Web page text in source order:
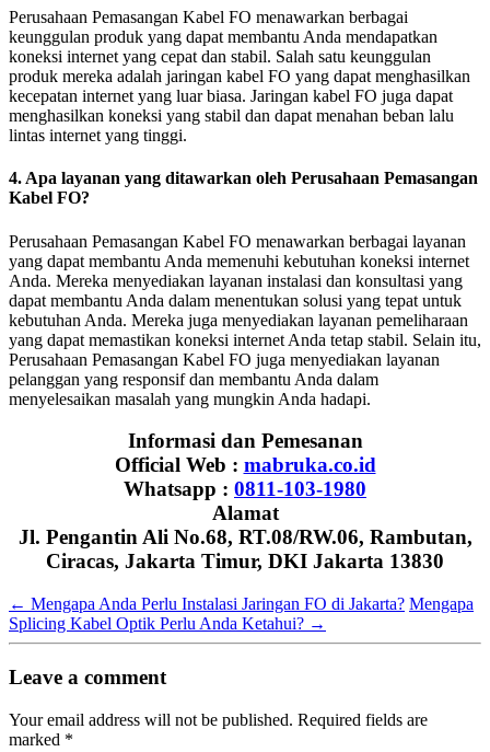
Perusahaan Pemasangan Kabel FO menawarkan berbagai
keunggulan produk yang dapat membantu Anda mendapatkan
koneksi internet yang cepat dan stabil. Salah satu keunggulan
produk mereka adalah jaringan kabel FO yang dapat menghasilkan
kecepatan internet yang luar biasa. Jaringan kabel FO juga dapat
menghasilkan koneksi yang stabil dan dapat menahan beban lalu
lintas internet yang tinggi.
4. Apa layanan yang ditawarkan oleh Perusahaan Pemasangan
Kabel FO?
Perusahaan Pemasangan Kabel FO menawarkan berbagai layanan
yang dapat membantu Anda memenuhi kebutuhan koneksi internet
Anda. Mereka menyediakan layanan instalasi dan konsultasi yang
dapat membantu Anda dalam menentukan solusi yang tepat untuk
kebutuhan Anda. Mereka juga menyediakan layanan pemeliharaan
yang dapat memastikan koneksi internet Anda tetap stabil. Selain itu,
Perusahaan Pemasangan Kabel FO juga menyediakan layanan
pelanggan yang responsif dan membantu Anda dalam
menyelesaikan masalah yang mungkin Anda hadapi.
Informasi dan Pemesanan
Official Web : mabruka.co.id
Whatsapp : 0811-103-1980
Alamat
Jl. Pengantin Ali No.68, RT.08/RW.06, Rambutan,
Ciracas, Jakarta Timur, DKI Jakarta 13830
← Mengapa Anda Perlu Instalasi Jaringan FO di Jakarta? Mengapa
Splicing Kabel Optik Perlu Anda Ketahui? →
Leave a comment
Your email address will not be published. Required fields are
marked *